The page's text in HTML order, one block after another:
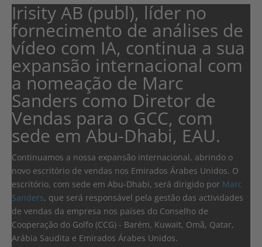
Irisity AB (publ), líder no
fornecimento de análises de
vídeo com IA, continua a sua
expansão internacional com
a nomeação de Marc
Sanders como Diretor de
Vendas para o GCC, com
sede em Abu-Dhabi, EAU.
Continuamos a nossa expansão internacional, abrindo o
novo escritório de vendas nos Emirados Árabes Unidos. O
escritório, com sede em Abu-Dhabi, será dirigido por Marc
Sanders, que será responsável pela gestão das actividades
de vendas da empresa nos países do Conselho de
Cooperação do Golfo (CCG) - Barém, Kuwait, Omã, Qatar,
Arábia Saudita e Emirados Árabes Unidos.